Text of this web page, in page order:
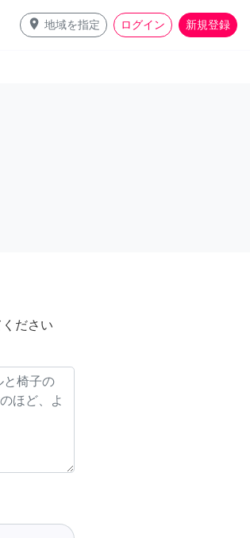
place 地域を指定 ログイン 新規登録
ださい